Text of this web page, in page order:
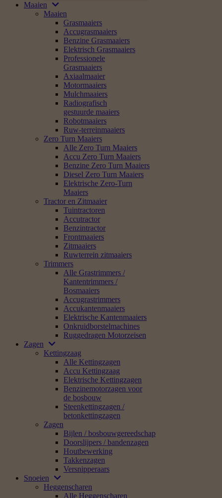
Maaien
Maaien
Grasmaaiers
Accugrasmaaiers
Benzine Grasmaaiers
Elektrisch Grasmaaiers
Professionele
Grasmaaiers
Axiaalmaaier
Motormaaiers
Mulchmaaiers
Radiografisch
gestuurde maaiers
Robotmaaiers
Ruw-terreinmaaiers
Zero Turn Maaiers
Alle Zero Turn Maaiers
Accu Zero Turn Maaiers
Benzine Zero Turn Maaiers
Diesel Zero Turn Maaiers
Elektrische Zero-Turn
Maaiers
Tractor en Zitmaaier
Tuintractoren
Accutractor
Benzintractor
Frontmaaiers
Zitmaaiers
Ruwterrein zitmaaiers
Trimmers
Alle Grastrimmers /
Kantentrimmers /
Bosmaaiers
Accugrastrimmers
Accukantenmaaiers
Elektrische Kantenmaaiers
Onkruidborstelmachines
Ruggedragen Motorzeisen
Zagen
Kettingzaag
Alle Kettingzagen
Accu Kettingzaag
Elektrische Kettingzagen
Benzinemotorzagen voor
de bosbouw
Steenkettingzagen /
betonkettingzagen
Zagen
Bijlen / bosbouwgereedschap
Doorslijpers / bandenzagen
Houtbewerking
Takkenzagen
Versnipperaars
Snoeien
Heggenscharen
Alle Heggenscharen